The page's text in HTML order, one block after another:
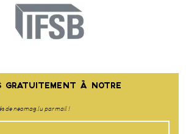
GRATUITEMENT À NOTRE
de neomag.lu par mail !